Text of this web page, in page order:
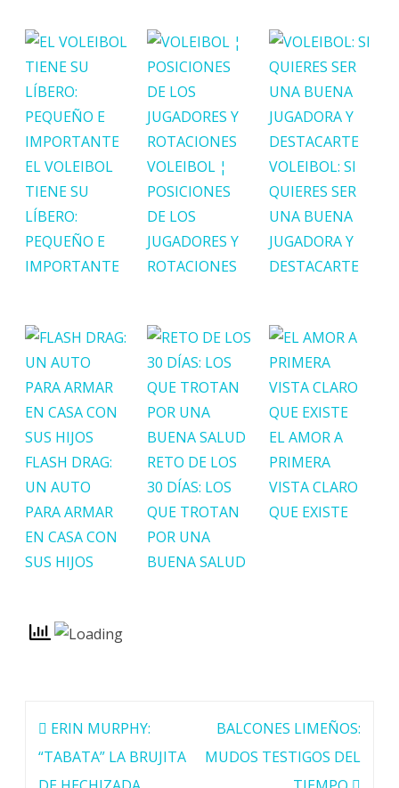
EL VOLEIBOL
TIENE SU
LÍBERO:
PEQUEÑO E
IMPORTANTE
VOLEIBOL ¦
POSICIONES
DE LOS
JUGADORES Y
ROTACIONES
VOLEIBOL: SI
QUIERES SER
UNA BUENA
JUGADORA Y
DESTACARTE
FLASH DRAG:
UN AUTO
PARA ARMAR
EN CASA CON
SUS HIJOS
RETO DE LOS
30 DÍAS: LOS
QUE TROTAN
POR UNA
BUENA SALUD
EL AMOR A
PRIMERA
VISTA CLARO
QUE EXISTE
Navegación
de
entradas
ERIN MURPHY:
“TABATA” LA BRUJITA
BALCONES LIMEÑOS:
MUDOS TESTIGOS DEL